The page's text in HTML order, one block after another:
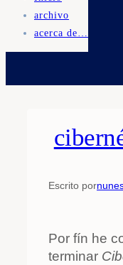
archivo
acerca de…
Escrito por
Por fín he
terminar